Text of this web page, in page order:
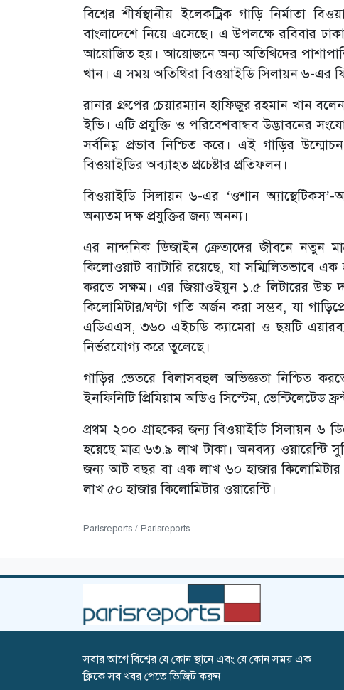
বিশ্বের শীর্ষস্থানীয় ইলেকট্রিক গাড়ি
বাংলাদেশে নিয়ে এসেছে। এ উপলক্ষে রবিবার
আয়োজিত হয়। আয়োজনে অন্য অতিথিদের
খান। এ সময় অতিথিরা বিওয়াইডি সিলায়ন ৬-এর
রানার গ্রুপের চেয়ারম্যান হাফিজুর রহমান খান
ইভি। এটি প্রযুক্তি ও পরিবেশবান্ধব উদ্ভাবনের
সর্বনিম্ন প্রভাব নিশ্চিত করে। এই গাড়ির
বিওয়াইডির অব্যাহত প্রচেষ্টার প্রতিফলন।
বিওয়াইডি সিলায়ন ৬-এর ‘ওশান অ্যাস্থেটিকস’-
অন্যতম দক্ষ প্রযুক্তির জন্য অনন্য।
এর নান্দনিক ডিজাইন ক্রেতাদের জীবনে নতুন
কিলোওয়াট ব্যাটারি রয়েছে, যা সম্মিলিতভাবে এক
করতে সক্ষম। এর জিয়াওইয়ুন ১.৫ লিটারের উচ্চ
কিলোমিটার/ঘণ্টা গতি অর্জন করা সম্ভব, যা
এডিএএস, ৩৬০ এইচডি ক্যামেরা ও ছয়টি
নির্ভরযোগ্য করে তুলেছে।
গাড়ির ভেতরে বিলাসবহুল অভিজ্ঞতা নিশ্চিত
ইনফিনিটি প্রিমিয়াম অডিও সিস্টেম, ভেন্টিলেটেড
প্রথম ২০০ গ্রাহকের জন্য বিওয়াইডি সিলায়ন ৬
হয়েছে মাত্র ৬৩.৯ লাখ টাকা। অনবদ্য ওয়ারেন্টি
জন্য আট বছর বা এক লাখ ৬০ হাজার
লাখ ৫০ হাজার কিলোমিটার ওয়ারেন্টি।
Parisreports / Parisreports
সবার আগে বিশ্বের যে কোন স্থানে এবং যে কোন সময় এক
ক্লিকে সব খবর পেতে ভিজিট করুন